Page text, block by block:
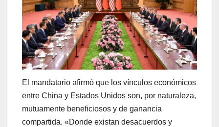
El mandatario afirmó que los vínculos económicos
entre China y Estados Unidos son, por naturaleza,
mutuamente beneficiosos y de ganancia
compartida. «Donde existan desacuerdos y